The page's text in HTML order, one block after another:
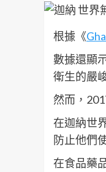
根據《
數據還顯
衛生的嚴
然而，
在迦納世
防止他們
在食品藥